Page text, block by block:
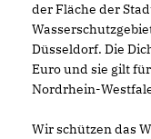
der Fläche der
Düsseldorf. Die
Euro und sie gilt
Nordrhein-
Wir schützen das